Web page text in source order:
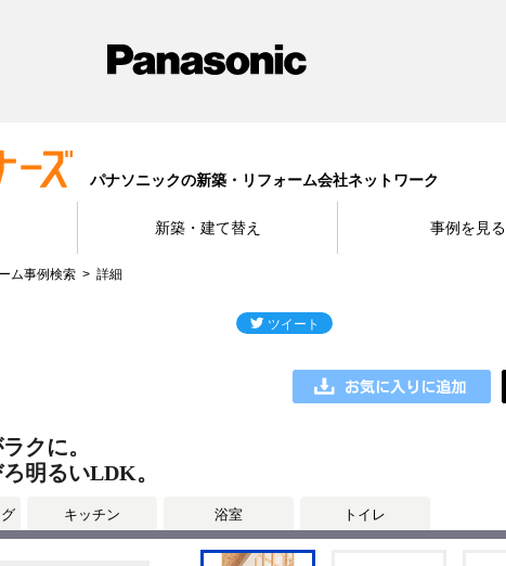
パナソニックの新築・リフォーム会社ネットワーク
新築・建て替え 事例を見る
ム事例検索 詳細
クに。
明るいLDK。
キッチン 浴室 トイレ